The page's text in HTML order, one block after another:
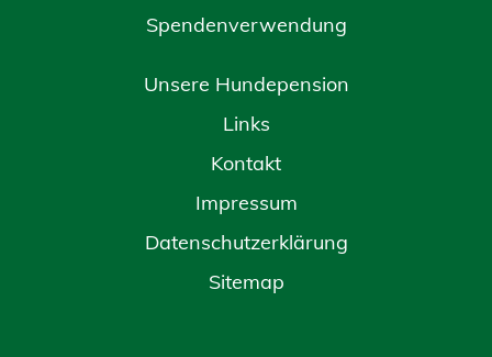
Spendenverwendung
Unsere Hundepension
Links
Kontakt
Impressum
Datenschutzerklärung
Sitemap